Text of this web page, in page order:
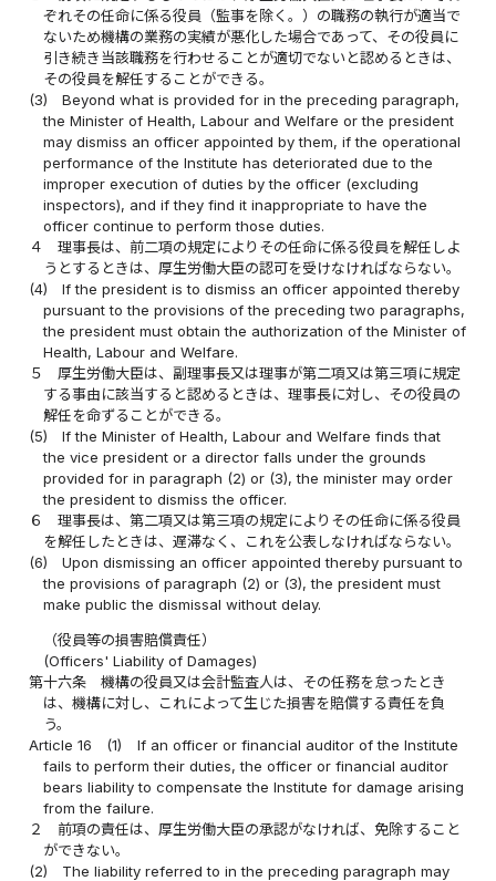
ぞれその任命に係る役員（監事を除く。）の職務の執行が適当で
ないため機構の業務の実績が悪化した場合であって、その役員に
引き続き当該職務を行わせることが適切でないと認めるときは、
その役員を解任することができる。
(3)
Beyond what is provided for in the preceding paragraph,
the Minister of Health, Labour and Welfare or the president
may dismiss an officer appointed by them, if the operational
performance of the Institute has deteriorated due to the
improper execution of duties by the officer (excluding
inspectors), and if they find it inappropriate to have the
officer continue to perform those duties.
４
理事長は、前二項の規定によりその任命に係る役員を解任しよ
うとするときは、厚生労働大臣の認可を受けなければならない。
(4)
If the president is to dismiss an officer appointed thereby
pursuant to the provisions of the preceding two paragraphs,
the president must obtain the authorization of the Minister of
Health, Labour and Welfare.
５
厚生労働大臣は、副理事長又は理事が第二項又は第三項に規定
する事由に該当すると認めるときは、理事長に対し、その役員の
解任を命ずることができる。
(5)
If the Minister of Health, Labour and Welfare finds that
the vice president or a director falls under the grounds
provided for in paragraph (2) or (3), the minister may order
the president to dismiss the officer.
６
理事長は、第二項又は第三項の規定によりその任命に係る役員
を解任したときは、遅滞なく、これを公表しなければならない。
(6)
Upon dismissing an officer appointed thereby pursuant to
the provisions of paragraph (2) or (3), the president must
make public the dismissal without delay.
（役員等の損害賠償責任）
(Officers' Liability of Damages)
第十六条
機構の役員又は会計監査人は、その任務を怠ったとき
は、機構に対し、これによって生じた損害を賠償する責任を負
う。
Article 16
(1)
If an officer or financial auditor of the Institute
fails to perform their duties, the officer or financial auditor
bears liability to compensate the Institute for damage arising
from the failure.
２
前項の責任は、厚生労働大臣の承認がなければ、免除すること
ができない。
(2)
The liability referred to in the preceding paragraph may